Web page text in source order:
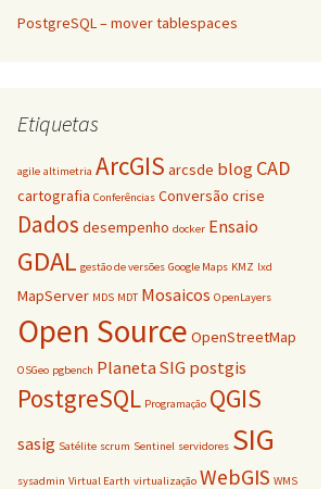
PostgreSQL – mover tablespaces
Etiquetas
agile altimetria ArcGIS arcsde blog CAD
cartografia Conferências Conversão crise
Dados desempenho docker Ensaio
GDAL gestão de versões Google Maps KMZ lxd
MapServer MDS MDT Mosaicos OpenLayers
Open Source OpenStreetMap
OSGeo pgbench Planeta SIG postgis
PostgreSQL Programação QGIS
sasig Satélite scrum Sentinel servidores SIG
sysadmin Virtual Earth virtualização WebGIS WMS